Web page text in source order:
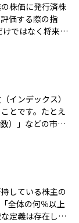
株価に発行済株
価する際の指
ではなく将来の
インデックス）
とです。たとえ
）」などの市場
。投資初心者に
びやすいファン
している株主の
全体の何％以上
定義は存在しな